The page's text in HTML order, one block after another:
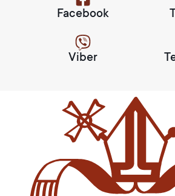
Facebook
Viber